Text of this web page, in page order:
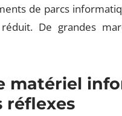
de parcs
De grandes
matériel
réflexes